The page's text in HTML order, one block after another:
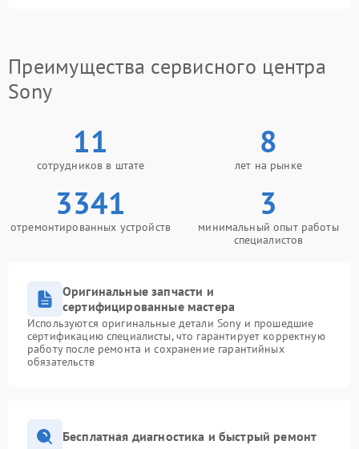
Преимущества сервисного центра
Sony
11
сотрудников в штате
8
лет на рынке
3341
отремонтированных устройств
3
минимальный опыт работы
специалистов
Оригинальные запчасти и
сертифицированные мастера
Используются оригинальные детали Sony и прошедшие
сертификацию специалисты, что гарантирует корректную
работу после ремонта и сохранение гарантийных
обязательств
Бесплатная диагностика и быстрый ремонт